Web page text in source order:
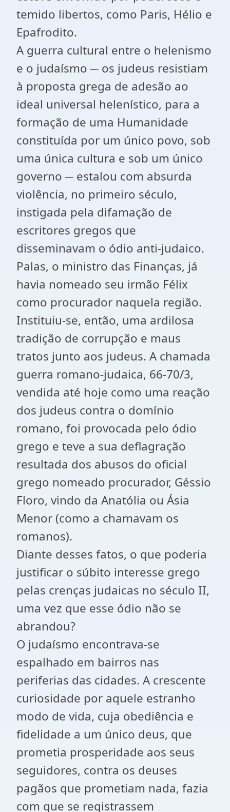
temido libertos, como Paris, Hélio e
Epafrodito.
A guerra cultural entre o helenismo
e o judaísmo ─ os judeus resistiam
à proposta grega de adesão ao
ideal universal helenístico, para a
formação de uma Humanidade
constituída por um único povo, sob
uma única cultura e sob um único
governo ─ estalou com absurda
violência, no primeiro século,
instigada pela difamação de
escritores gregos que
disseminavam o ódio anti-judaico.
Palas, o ministro das Finanças, já
havia nomeado seu irmão Félix
como procurador naquela região.
Instituiu-se, então, uma ardilosa
tradição de corrupção e maus
tratos junto aos judeus. A chamada
guerra romano-judaica, 66-70/3,
vendida até hoje como uma reação
dos judeus contra o domínio
romano, foi provocada pelo ódio
grego e teve a sua deflagração
resultada dos abusos do oficial
grego nomeado procurador, Géssio
Floro, vindo da Anatólia ou Ásia
Menor (como a chamavam os
romanos).
Diante desses fatos, o que poderia
justificar o súbito interesse grego
pelas crenças judaicas no século II,
uma vez que esse ódio não se
abrandou?
O judaísmo encontrava-se
espalhado em bairros nas
periferias das cidades. A crescente
curiosidade por aquele estranho
modo de vida, cuja obediência e
fidelidade a um único deus, que
prometia prosperidade aos seus
seguidores, contra os deuses
pagãos que prometiam nada, fazia
com que se registrassem